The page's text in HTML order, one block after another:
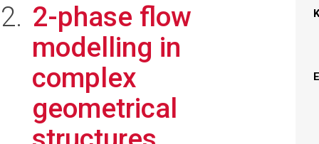
2-phase flow
modelling in
complex
geometrical